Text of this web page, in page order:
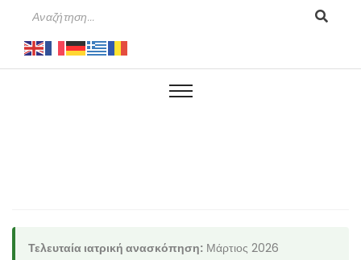
Τελευταία ιατρική ανασκόπηση: Μάρτιος 2026